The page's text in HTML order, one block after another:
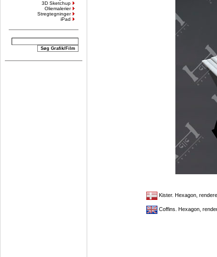
3D Sketchup
Oliemalerier
Stregtegninger
iPad
Kister. Hexagon,
Coffins. Hexagon,